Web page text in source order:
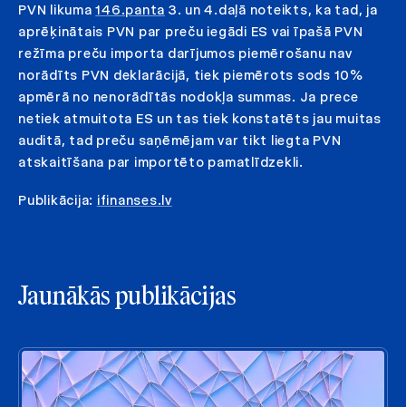
PVN likuma146.panta 3. un 4.daļā noteikts, ka tad, ja
aprēķinātais PVN par preču iegādi ES vai īpašā PVN
režīma preču importa darījumos piemērošanu nav
norādīts PVN deklarācijā, tiek piemērots sods 10%
apmērā no nenorādītās nodokļa summas. Ja prece
netiek atmuitota ES un tas tiek konstatēts jau muitas
auditā, tad preču saņēmējam var tikt liegta PVN
atskaitīšana par importēto pamatlīdzekli.
Publikācija: ifinanses.lv
Jaunākās publikācijas